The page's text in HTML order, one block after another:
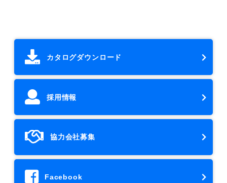
カタログダウンロード
採用情報
協力会社募集
Facebook